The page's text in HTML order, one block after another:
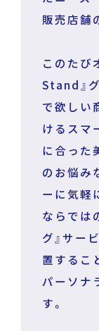
販売店舗
このたび
Stand』
で欲しい
けるスマ
に合った
のお悩み
ーに気軽
ならでは
グ』サー
置するこ
パーソナ
す。